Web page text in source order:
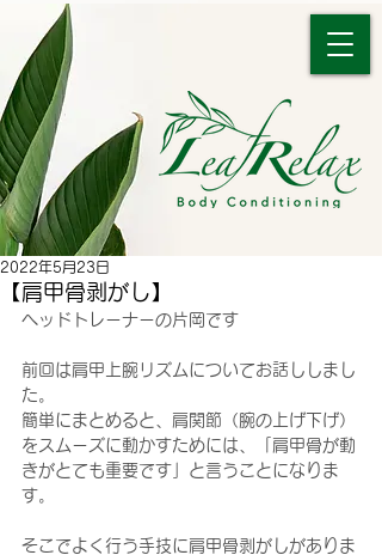
【肩甲骨剥がし】
2022年5月23日
ヘッドトレーナーの片岡です
前回は肩甲上腕リズムについてお話ししまし
た。
簡単にまとめると、肩関節（腕の上げ下げ）
をスムーズに動かすためには、「肩甲骨が動
きがとても重要です」と言うことになりま
す。
そこでよく行う手技に肩甲骨剥がしがありま